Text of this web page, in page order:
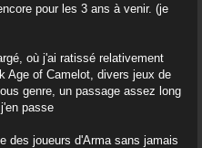
pour les 3 ans à venir. (je
où j'ai ratissé relativement
Age of Camelot, divers jeux de
genre, un passage assez long
passe
des joueurs d'Arma sans jamais